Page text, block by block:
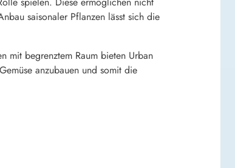
saisonaler Pflanzen lässt sich die
mit begrenztem Raum bieten Urban
anzubauen und somit die